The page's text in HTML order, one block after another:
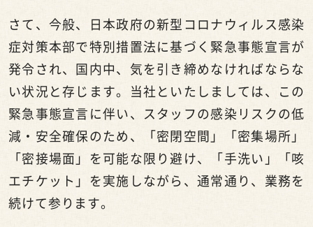
さて、今般、日本政府の新型コロナウィルス感染
症対策本部で特別措置法に基づく緊急事態宣言が
発令され、国内中、気を引き締めなければならな
い状況と存じます。当社といたしましては、この
緊急事態宣言に伴い、スタッフの感染リスクの低
減・安全確保のため、「密閉空間」「密集場所」
「密接場面」を可能な限り避け、「手洗い」「咳
エチケット」を実施しながら、通常通り、業務を
続けて参ります。